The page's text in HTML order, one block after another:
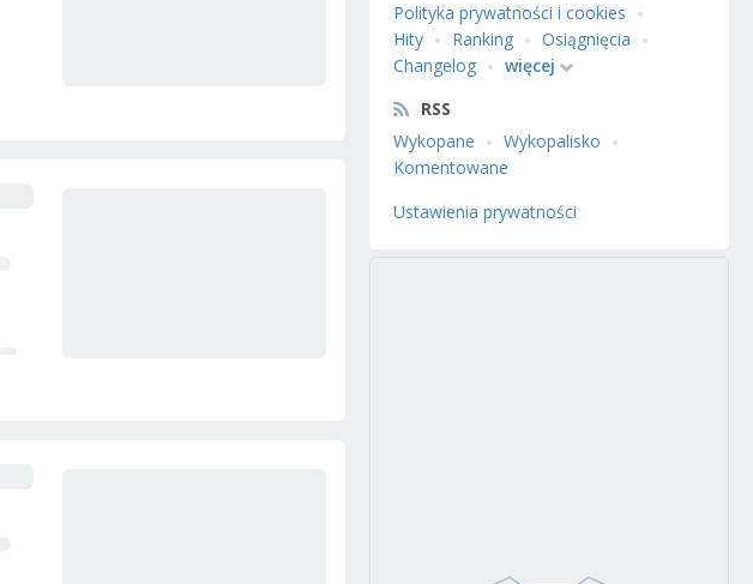
Polityka prywatności i cookies
Hity
Ranking
Osiągnięcia
Changelog
więcej
RSS
Wykopane
Wykopalisko
Komentowane
Ustawienia prywatności